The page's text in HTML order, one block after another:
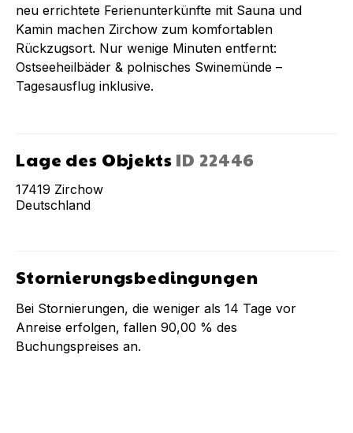
neu errichtete Ferienunterkünfte mit Sauna und
Kamin machen Zirchow zum komfortablen
Rückzugsort. Nur wenige Minuten entfernt:
Ostseeheilbäder & polnisches Swinemünde –
Tagesausflug inklusive.
Lage des Objekts ID 22446
17419 Zirchow
Deutschland
Stornierungsbedingungen
Bei Stornierungen, die weniger als 14 Tage vor
Anreise erfolgen, fallen 90,00 % des
Buchungspreises an.